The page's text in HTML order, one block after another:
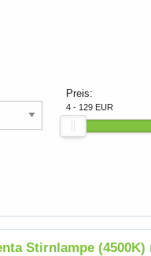
Preis:
4 - 129 EUR
Stirnlampe